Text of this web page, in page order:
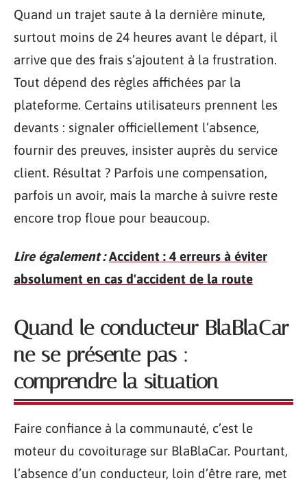
Quand un trajet saute à la dernière minute,
surtout moins de 24 heures avant le départ, il
arrive que des frais s’ajoutent à la frustration.
Tout dépend des règles affichées par la
plateforme. Certains utilisateurs prennent les
devants : signaler officiellement l’absence,
fournir des preuves, insister auprès du service
client. Résultat ? Parfois une compensation,
parfois un avoir, mais la marche à suivre reste
encore trop floue pour beaucoup.
Lire également : Accident : 4 erreurs à éviter
absolument en cas d'accident de la route
Quand le conducteur BlaBlaCar
ne se présente pas :
comprendre la situation
Faire confiance à la communauté, c’est le
moteur du covoiturage sur BlaBlaCar. Pourtant,
l’absence d’un conducteur, loin d’être rare, met